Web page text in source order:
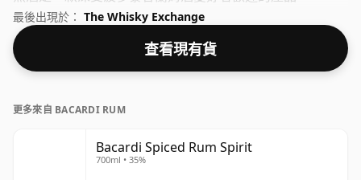
最後出現於： The Whisky Exchange
查看現有貨
更多來自 BACARDI RUM
Bacardi Spiced Rum Spirit
700ml • 35%